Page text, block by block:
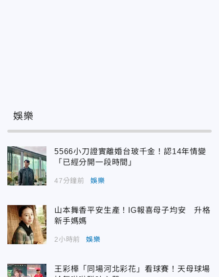
娛樂
5566小刀證實離婚台玻千金！認14年情變
「已經分開一段時間」
47分鐘前 娛樂
山本舞香平安生產！IG報喜母子均安 升格
新手媽媽
2小時前 娛樂
王彩樺「同場河北彩花」看球賽！天母球場